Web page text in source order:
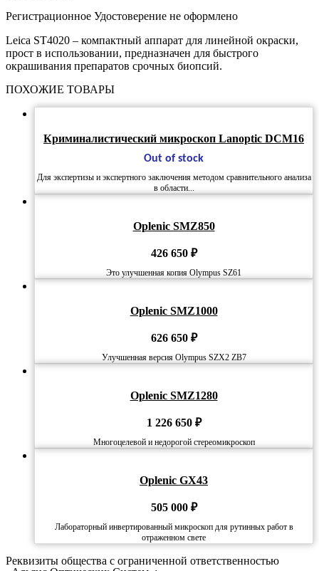
Регистрационное Удостоверение не оформлено
Leica ST4020 – компактный аппарат для линейной окраски,
прост в использовании, предназначен для быстрого
окрашивания препаратов срочных биопсий.
ПОХОЖИЕ ТОВАРЫ
Криминалистический микроскоп Lanoptic DCM16
Out of stock
Для экспертизы и экспертного заключения методом сравнительного анализа
в области...
Oplenic SMZ850
426 650 ₽
Это улучшенная копия Olympus SZ61
Oplenic SMZ1000
626 650 ₽
Улучшенная версия Olympus SZX2 ZB7
Oplenic SMZ1280
1 226 650 ₽
Многоцелевой и недорогой стереомикроскоп
Oplenic GX43
505 000 ₽
Лабораторный инвертированный микроскоп для рутинных работ в
отраженном свете
Реквизиты общества с ограниченной ответственностью